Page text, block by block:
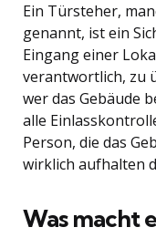
Ein Türsteher,
genannt, ist ein
Eingang einer
verantwortlich, zu
wer das Gebäude
alle
Person, die das
wirklich aufhalten
Was macht